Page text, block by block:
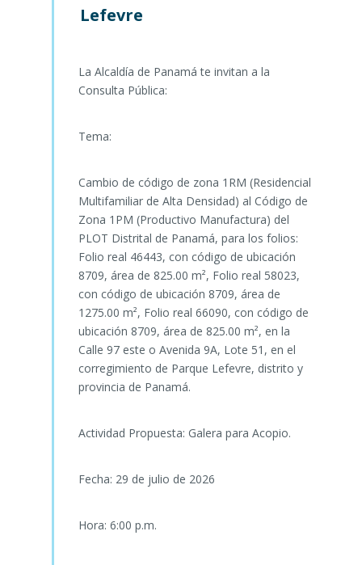
Lefevre
La Alcaldía de Panamá te invitan a la
Consulta Pública:
Tema:
Cambio de código de zona 1RM (Residencial
Multifamiliar de Alta Densidad) al Código de
Zona 1PM (Productivo Manufactura) del
PLOT Distrital de Panamá, para los folios:
Folio real 46443, con código de ubicación
8709, área de 825.00 m², Folio real 58023,
con código de ubicación 8709, área de
1275.00 m², Folio real 66090, con código de
ubicación 8709, área de 825.00 m², en la
Calle 97 este o Avenida 9A, Lote 51, en el
corregimiento de Parque Lefevre, distrito y
provincia de Panamá.
Actividad Propuesta: Galera para Acopio.
Fecha: 29 de julio de 2026
Hora: 6:00 p.m.